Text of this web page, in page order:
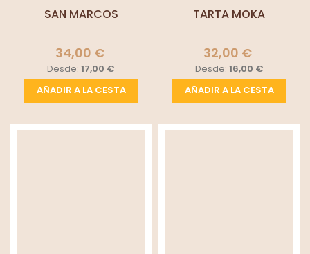
SAN MARCOS
34,00 €
Desde: 17,00 €
AÑADIR A LA CESTA
TARTA MOKA
32,00 €
Desde: 16,00 €
AÑADIR A LA CESTA